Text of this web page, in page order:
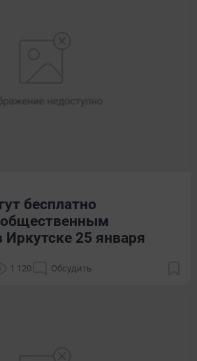
бесплатно
общественным
25 января
1 120 Обсудить